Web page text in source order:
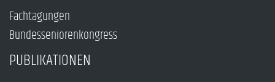
Fachtagungen
Bundesseniorenkongress
PUBLIKATIONEN